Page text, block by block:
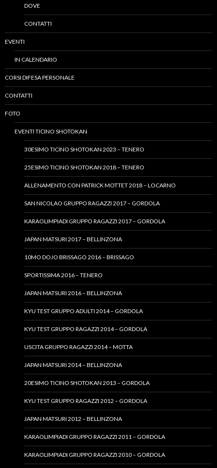
DOVE
CONTATTI
EVENTI
IN CALENDARIO
CORSI DIFESA PERSONALE
CONTATTI
FOTO
EVENTI TICINO SHOTOKAN
30ESIMO TICINO SHOTOKAN 2023 – TENERO
25ESIMO TICINO SHOTOKAN 2018 – TENERO
ALLENAMENTO CON PATRICK MOTTET 2018 – LOCARNO
SAN NICOLAO GRUPPO RAGAZZI 2017 – GORDOLA
KARAOLIMPIADI GRUPPO RAGAZZI 2017 – GORDOLA
JAPAN MATSURI 2017 – BELLINZONA
10MO DOJO BRISSAGO 2016 – BRISSAGO
SPORTISSIMA 2016 – TENERO
JAPAN MATSURI 2016 – BELLINZONA
KYU TEST GRUPPO ADULTI 2014 – GORDOLA
KYU TEST GRUPPO RAGAZZI 2014 – GORDOLA
USCITA GRUPPO RAGAZZI 2014 – MOTTA
JAPAN MATSURI 2014 – BELLINZONA
20ESIMO TICINO SHOTOKAN 2013 – GORDOLA
KYU TEST GRUPPO RAGAZZI 2012 – GORDOLA
JAPAN MATSURI 2012 – BELLINZONA
KARAOLIMPIADI GRUPPO RAGAZZI 2011 – GORDOLA
KARAOLIMPIADI GRUPPO RAGAZZI 2010 – GORDOLA